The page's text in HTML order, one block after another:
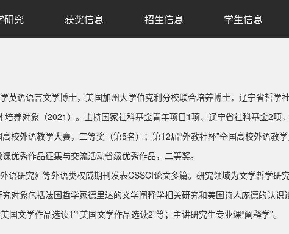
研究 获奖信息 招生信息 学生信息
语语言文学博士，美国加州大学伯克利分校联合培养博士，辽宁省哲学
培养对象（2021）。主持国家社科基金青年项目1项、辽宁省社科基金2项
校外语教学大赛，二等奖（第5名）；第12届“外教社杯”全国高校外语教学
优秀作品征集与交流活动省级优秀作品，二等奖。
研究》等外语类权威期刊发表CSSCI论文多篇。研究领域为文学哲学研
对象包括法国哲学家德里达的文学阐释学相关研究和美国诗人庞德的认识
国文学作品选读1”“美国文学作品选读2”等；主讲研究生专业课“阐释学”。